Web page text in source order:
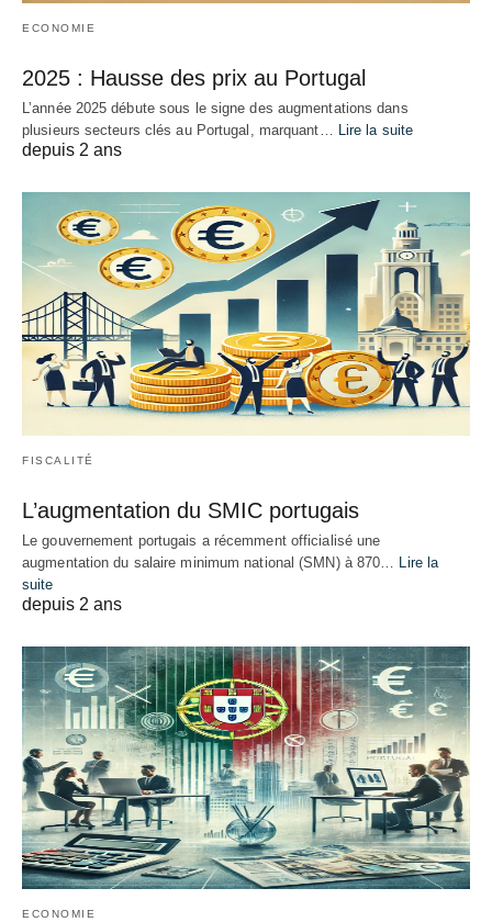
ECONOMIE
2025 : Hausse des prix au Portugal
L’année 2025 débute sous le signe des augmentations dans
plusieurs secteurs clés au Portugal, marquant…
Lire la suite
depuis 2 ans
FISCALITÉ
L’augmentation du SMIC portugais
Le gouvernement portugais a récemment officialisé une
augmentation du salaire minimum national (SMN) à 870… Lire la
suite
depuis 2 ans
ECONOMIE